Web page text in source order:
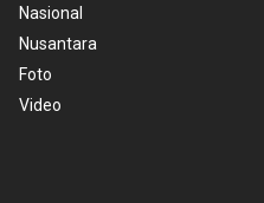
Nasional
Nusantara
Foto
Video